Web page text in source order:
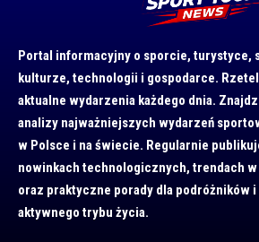
Portal informacyjny o sporcie, turystyce,
kulturze, technologii i gospodarce.
aktualne wydarzenia każdego dnia.
analizy najważniejszych wydarzeń
w Polsce i na świecie. Regularnie
nowinkach technologicznych, trendach
oraz praktyczne porady dla podróżników i
aktywnego trybu życia.